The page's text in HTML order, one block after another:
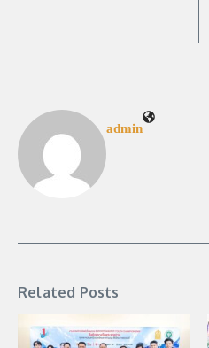
admin
Related Posts